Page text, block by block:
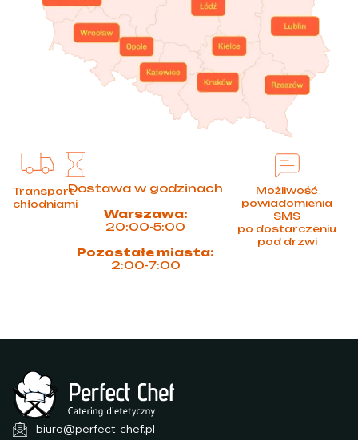
Transport
chłodniami
Dostawa w godzinach
Warszawa:
20:00-5:00
Pozostałe miasta:
2:00-7:00
Możliwość
powiadomienia
SMS
po dostarczeniu
pod drzwi
biuro@perfect-chef.pl